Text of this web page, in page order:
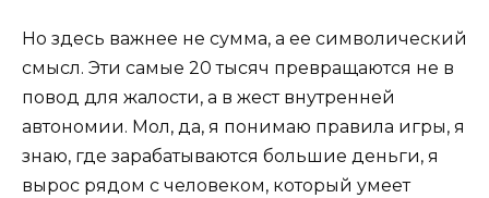
Но здесь важнее не сумма, а ее символический
смысл. Эти самые 20 тысяч превращаются не в
повод для жалости, а в жест внутренней
автономии. Мол, да, я понимаю правила игры, я
знаю, где зарабатываются большие деньги, я
вырос рядом с человеком, который умеет